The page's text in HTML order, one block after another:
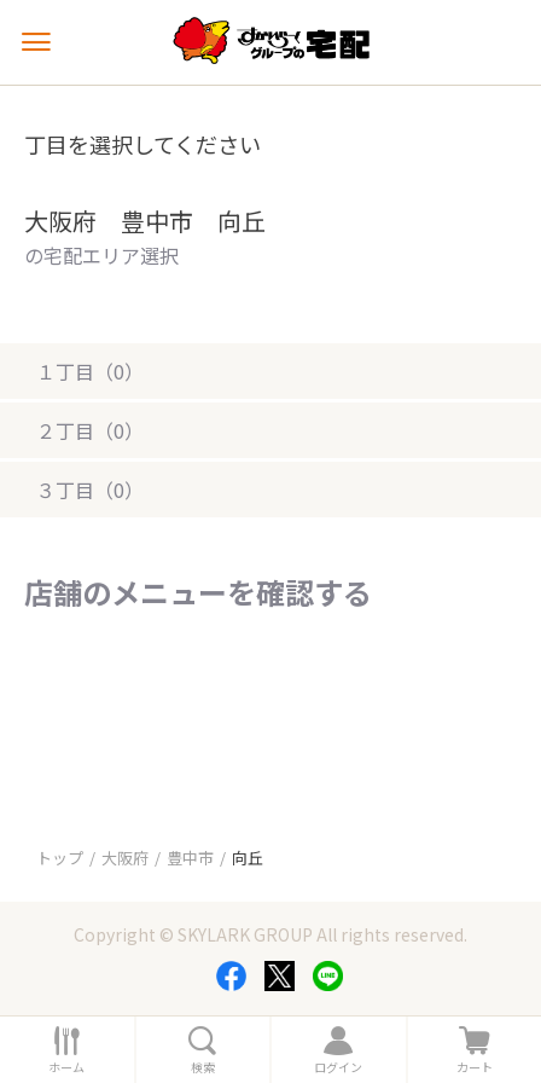
メ
ュ
を
丁目を選択してください
大阪府 豊中市 向丘
の宅配エリア選択
１丁目（0）
２丁目（0）
３丁目（0）
店舗のメニューを確認する
トップ 大阪府 豊中市 向丘
Copyright © SKYLARK GROUP All rights reserved.
ホ
ー
ホーム 索
検索
ロ
グ
ログイン
カ
ー
カート